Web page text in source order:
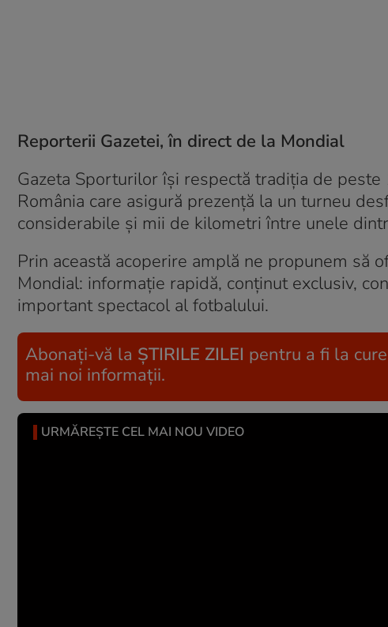
Reporterii Gazetei, în direct de la Mondial
Gazeta Sporturilor își respectă tradiția de
România care asigură prezență la un turneu
considerabile și mii de kilometri între unele
Prin această acoperire amplă ne propunem să
Mondial: informație rapidă, conținut exclusiv,
important spectacol al fotbalului.
Abonați-vă la ȘTIRILE ZILEI pentru a fi la
mai noi informații.
URMĂREȘTE CEL MAI NOU VIDEO